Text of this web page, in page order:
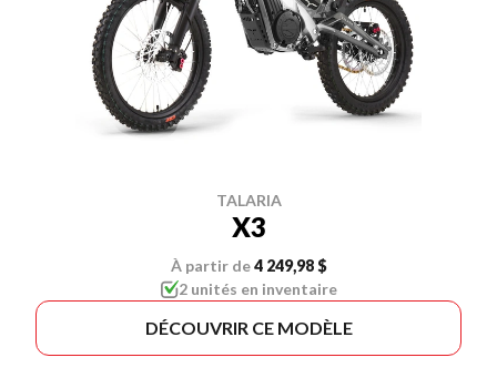
TALARIA
X3
À partir de 4 249,98 $
2 unités en inventaire
DÉCOUVRIR CE MODÈLE